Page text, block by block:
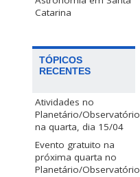
Catarina
TÓPICOS
RECENTES
Atividades no
Planetário/Observatório
na quarta, dia 15/04
Evento gratuito na
próxima quarta no
Planetário/Observatório